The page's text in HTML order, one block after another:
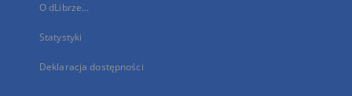
O dLibrze...
Statystyki
Deklaracja dostępności